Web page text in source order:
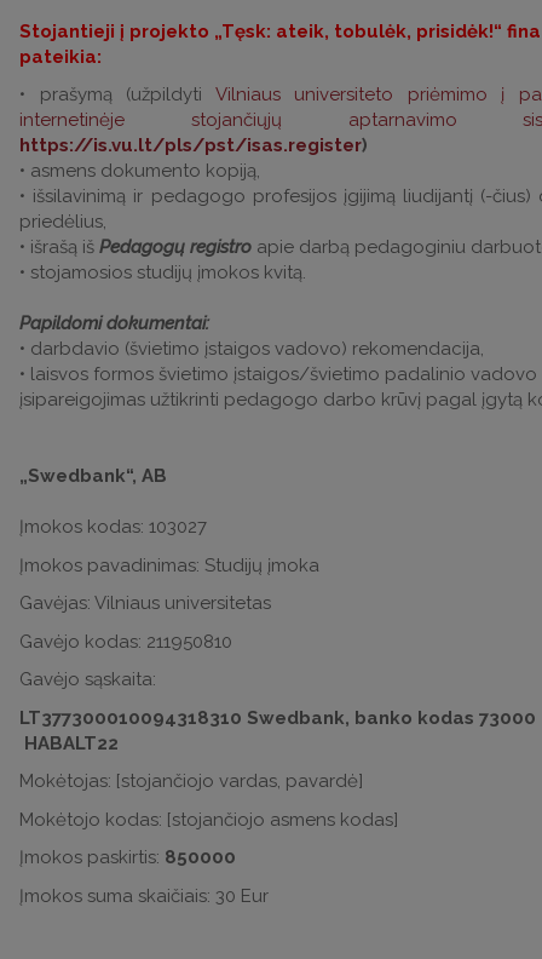
Stojantieji į projekto „Tęsk: ateik, tobulėk, prisidėk!“
pateikia:
• prašymą (užpildyti Vilniaus universiteto priėmimo į
internetinėje stojančiųjų aptarnavimo
https://is.vu.lt/pls/pst/isas.register)
• asmens dokumento kopiją,
• išsilavinimą ir pedagogo profesijos įgijimą liudijantį (-
priedėlius,
• išrašą iš Pedagogų registro apie darbą pedagoginiu
• stojamosios studijų įmokos kvitą.
Papildomi dokumentai:
• darbdavio (švietimo įstaigos vadovo) rekomendacija,
• laisvos formos švietimo įstaigos/švietimo padalinio vadovo
įsipareigojimas užtikrinti pedagogo darbo krūvį pagal įgytą
„Swedbank“, AB
Įmokos kodas: 103027
Įmokos pavadinimas: Studijų įmoka
Gavėjas: Vilniaus universitetas
Gavėjo kodas: 211950810
Gavėjo sąskaita:
LT377300010094318310 Swedbank, banko kodas
HABALT22
Mokėtojas: [stojančiojo vardas, pavardė]
Mokėtojo kodas: [stojančiojo asmens kodas]
Įmokos paskirtis: 850000
Įmokos suma skaičiais: 30 Eur